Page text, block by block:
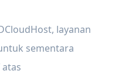
layanan
sementara